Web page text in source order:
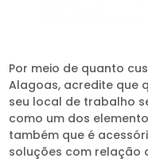
Por meio de quanto
Alagoas, acredite que
seu local de trabalho
como um dos
também que é
soluções com relação